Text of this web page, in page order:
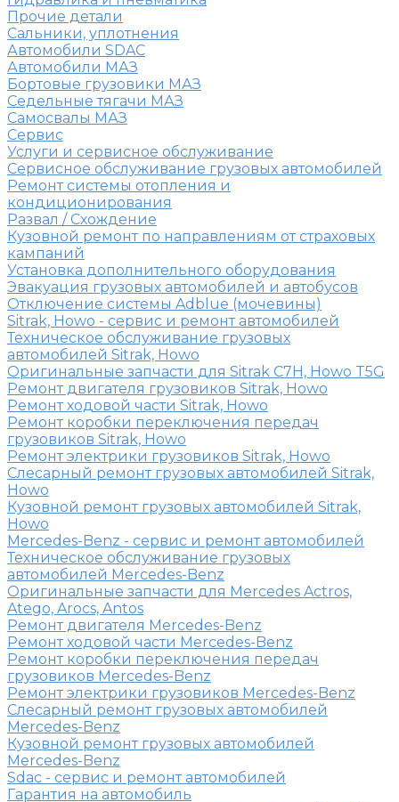
Прочие детали
Сальники, уплотнения
Автомобили SDAC
Автомобили МАЗ
Бортовые грузовики МАЗ
Седельные тягачи МАЗ
Самосвалы МАЗ
Сервис
Услуги и сервисное обслуживание
Сервисное обслуживание грузовых автомобилей
Ремонт системы отопления и
кондиционирования
Развал / Схождение
Кузовной ремонт по направлениям от страховых
кампаний
Установка дополнительного оборудования
Эвакуация грузовых автомобилей и автобусов
Отключение системы Adblue (мочевины)
Sitrak, Howo - сервис и ремонт автомобилей
Техническое обслуживание грузовых
автомобилей Sitrak, Howo
Оригинальные запчасти для Sitrak C7H, Howo T5G
Ремонт двигателя грузовиков Sitrak, Howo
Ремонт ходовой части Sitrak, Howo
Ремонт коробки переключения передач
грузовиков Sitrak, Howo
Ремонт электрики грузовиков Sitrak, Howo
Слесарный ремонт грузовых автомобилей Sitrak,
Howo
Кузовной ремонт грузовых автомобилей Sitrak,
Howo
Mercedes-Benz - сервис и ремонт автомобилей
Техническое обслуживание грузовых
автомобилей Mercedes-Benz
Оригинальные запчасти для Mercedes Actros,
Atego, Arocs, Antos
Ремонт двигателя Mercedes-Benz
Ремонт ходовой части Mercedes-Benz
Ремонт коробки переключения передач
грузовиков Mercedes-Benz
Ремонт электрики грузовиков Mercedes-Benz
Слесарный ремонт грузовых автомобилей
Mercedes-Benz
Кузовной ремонт грузовых автомобилей
Mercedes-Benz
Sdac - сервис и ремонт автомобилей
Гарантия на автомобиль